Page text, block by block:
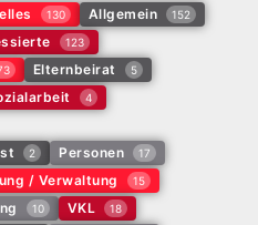
130 Allgemein 152
123
Elternbeirat 5
4
2 Personen 17
/ Verwaltung 15
10 VKL 18